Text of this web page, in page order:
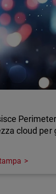
-
nella
per gli MSP, ha
nell'
frontiera
avanzate
cloud per